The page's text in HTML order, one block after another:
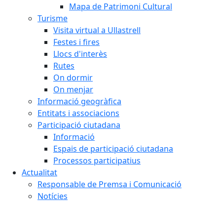
Mapa de Patrimoni Cultural
Turisme
Visita virtual a Ullastrell
Festes i fires
Llocs d'interès
Rutes
On dormir
On menjar
Informació geogràfica
Entitats i associacions
Participació ciutadana
Informació
Espais de participació ciutadana
Processos participatius
Actualitat
Responsable de Premsa i Comunicació
Notícies